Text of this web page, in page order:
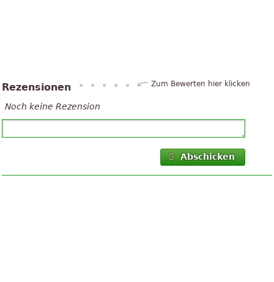
Rezensionen Zum Bewerten hier klicken
Noch keine Rezension
Abschicken